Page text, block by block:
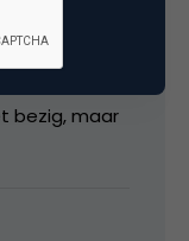
op een
bezig, maar